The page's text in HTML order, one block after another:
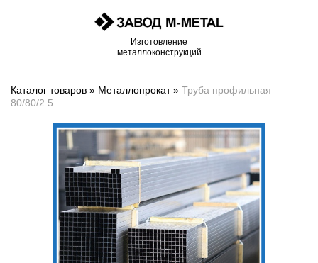
Изготовление
металлоконструкций
Каталог товаров » Металлопрокат» Труба профильная
80/80/2.5